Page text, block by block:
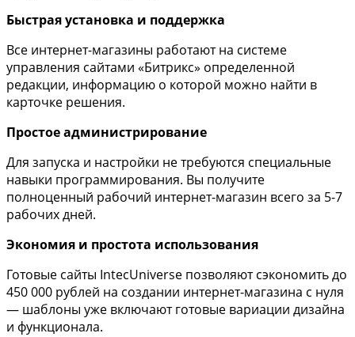
Быстрая установка и поддержка
Все интернет-магазины работают на системе
управления сайтами «Битрикс» определенной
редакции, информацию о которой можно найти в
карточке решения.
Простое администрирование
Для запуска и настройки не требуются специальные
навыки программирования. Вы получите
полноценный рабочий интернет-магазин всего за 5-7
рабочих дней.
Экономия и простота использования
Готовые сайты IntecUniverse позволяют сэкономить до
450 000 рублей на создании интернет-магазина с нуля
— шаблоны уже включают готовые вариации дизайна
и функционала.